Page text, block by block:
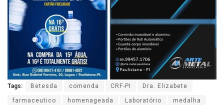
Tags: Betesda comenda CRF-PI Dra. Elizabete
farmaceutico homenageada Laboratório medalha